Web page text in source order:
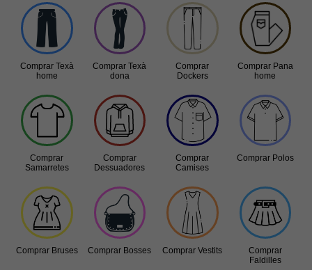
Texà dona
Dockers
Pana home
Samarretes
Bermudes
Dessuadores
Camises
Polos
Bruses
Bosses
Vestits
Faldilles
Comprar Texà
home
Comprar Texà
dona
Comprar
Dockers
Comprar Pana
home
Comprar
Samarretes
Comprar
Dessuadores
Comprar
Camises
Comprar Polos
Comprar Bruses Comprar Bosses Comprar Vestits
Comprar
Faldilles